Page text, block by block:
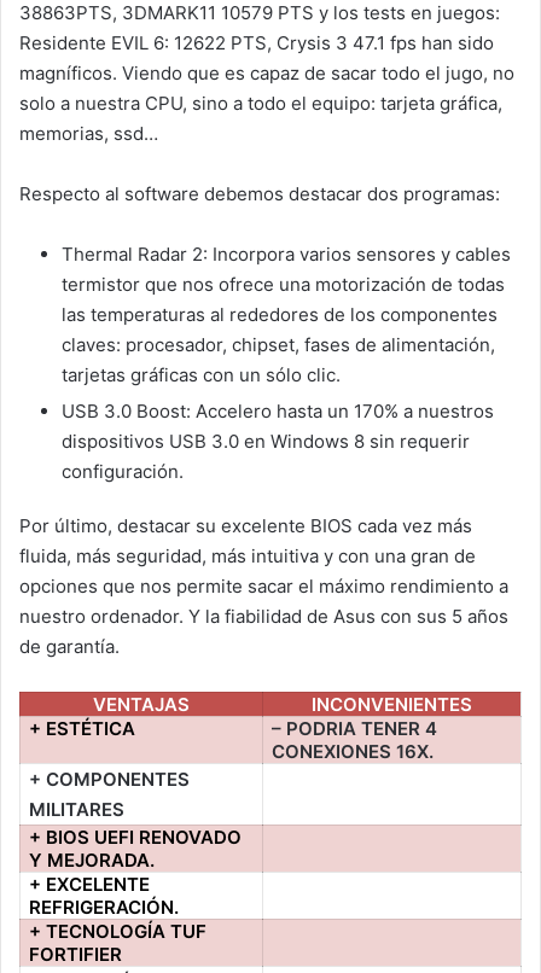
38863PTS, 3DMARK11 10579 PTS y los tests en juegos:
Residente EVIL 6: 12622 PTS, Crysis 3 47.1 fps han sido
magníficos. Viendo que es capaz de sacar todo el jugo, no
solo a nuestra CPU, sino a todo el equipo: tarjeta gráfica,
memorias, ssd…
Respecto al software debemos destacar dos programas:
Thermal Radar 2: Incorpora varios sensores y cables
termistor que nos ofrece una motorización de todas
las temperaturas al rededores de los componentes
claves: procesador, chipset, fases de alimentación,
tarjetas gráficas con un sólo clic.
USB 3.0 Boost: Accelero hasta un 170% a nuestros
dispositivos USB 3.0 en Windows 8 sin requerir
configuración.
Por último, destacar su excelente BIOS cada vez más
fluida, más seguridad, más intuitiva y con una gran de
opciones que nos permite sacar el máximo rendimiento a
nuestro ordenador. Y la fiabilidad de Asus con sus 5 años
de garantía.
VENTAJAS
INCONVENIENTES
+ ESTÉTICA
– PODRIA TENER 4
CONEXIONES 16X.
+ COMPONENTES
MILITARES
+ BIOS UEFI RENOVADO
Y MEJORADA.
+ EXCELENTE
REFRIGERACIÓN.
+ TECNOLOGÍA TUF
FORTIFIER